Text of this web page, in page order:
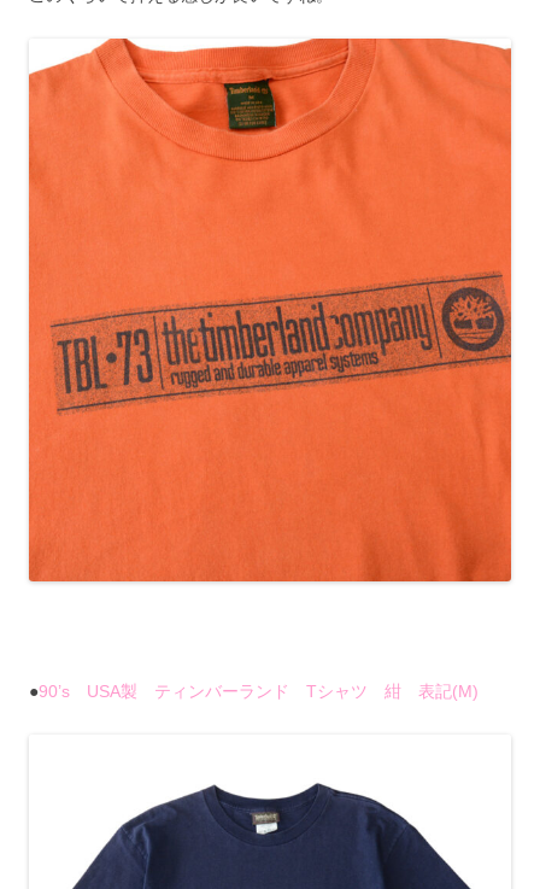
●90’s USA製 ティンバーランド Tシャツ 紺 表記(M)